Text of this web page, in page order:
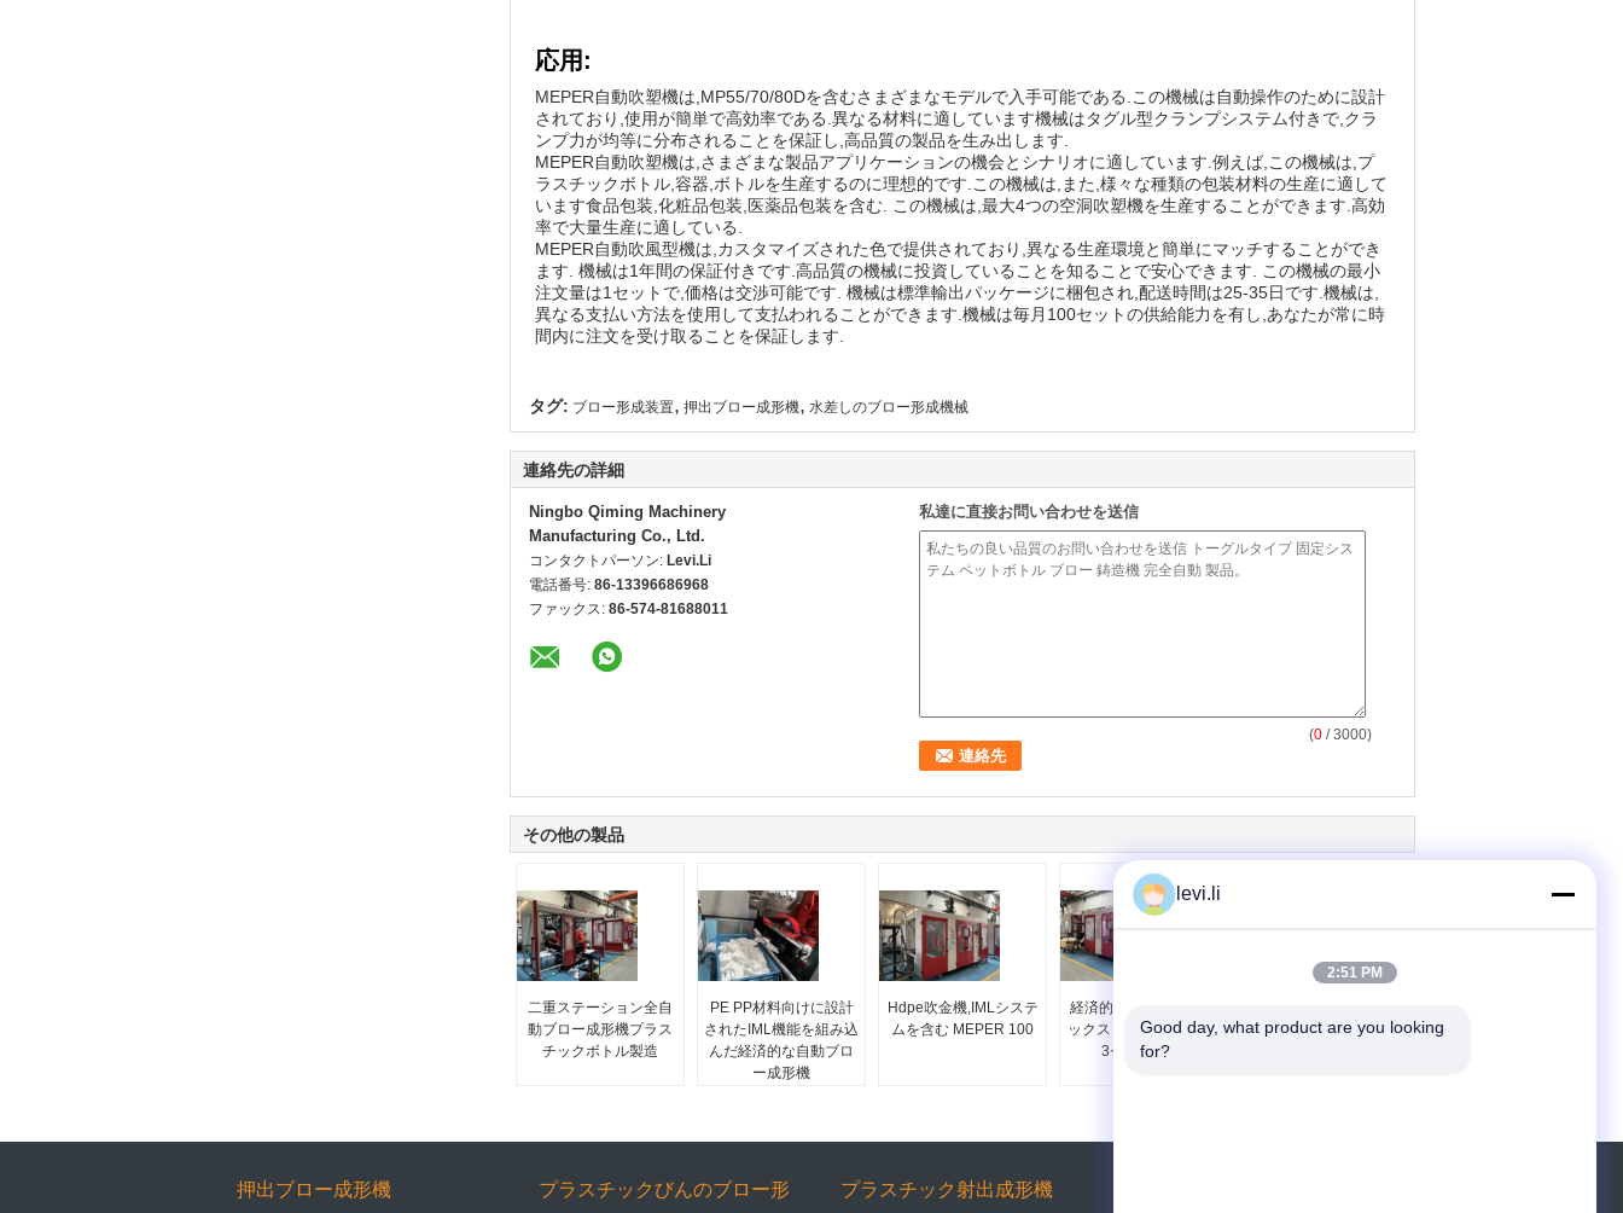
応用:
MEPER自動吹塑機は,MP55/70/80Dを含むさまざまなモデルで入手可能である.この機械は自動操作のために設計
されており,使用が簡単で高効率である.異なる材料に適しています機械はタグル型クランプシステム付きで,クラ
ンプ力が均等に分布されることを保証し,高品質の製品を生み出します.
MEPER自動吹塑機は,さまざまな製品アプリケーションの機会とシナリオに適しています.例えば,この機械は,プ
ラスチックボトル,容器,ボトルを生産するのに理想的です.この機械は,また,様々な種類の包装材料の生産に適して
います食品包装,化粧品包装,医薬品包装を含む. この機械は,最大4つの空洞吹塑機を生産することができます.高効
率で大量生産に適している.
MEPER自動吹風型機は,カスタマイズされた色で提供されており,異なる生産環境と簡単にマッチすることができ
ます. 機械は1年間の保証付きです.高品質の機械に投資していることを知ることで安心できます. この機械の最小
注文量は1セットで,価格は交渉可能です. 機械は標準輸出パッケージに梱包され,配送時間は25-35日です.機械は,
異なる支払い方法を使用して支払われることができます.機械は毎月100セットの供給能力を有し,あなたが常に時
間内に注文を受け取ることを保証します.
タグ: ブロー形成装置, 押出ブロー成形機, 水差しのブロー形成機械
連絡先の詳細
Ningbo Qiming Machinery
Manufacturing Co., Ltd.
コンタクトパーソン: Levi.Li
電話番号: 86-13396686968
ファックス: 86-574-81688011
私達に直接お問い合わせを送信
(0 / 3000)
その他の製品
二重ステーション全自
動ブロー成形機プラス
チックボトル製造
PE PP材料向けに設計
されたIML機能を組み込
んだ経済的な自動ブロ
ー成形機
Hdpe吹金機,IMLシステ
ムを含む MEPER 100
経済的な自動吹塑機 マ
ックス 生産量 10L 頭数
3セット 設計
ー成形機
押出ブロー成形機 プラスチックびんのブロー形 プラスチック射出成形機
levi.li
2:51 PM
Good day, what product are you looking
for?